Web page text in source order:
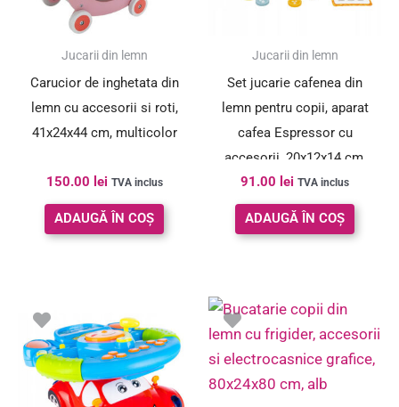
Jucarii din lemn
Carucior de inghetata din
lemn cu accesorii si roti,
41x24x44 cm, multicolor
150.00 lei TVA inclus
ADAUGĂ ÎN COȘ
Jucarii din lemn
Set jucarie cafenea din
lemn pentru copii, aparat
cafea Espressor cu
accesorii, 20x12x14 cm,
multicolor
91.00 lei TVA inclus
ADAUGĂ ÎN COȘ